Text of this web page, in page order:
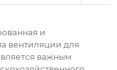
и
вентиляции для
важным